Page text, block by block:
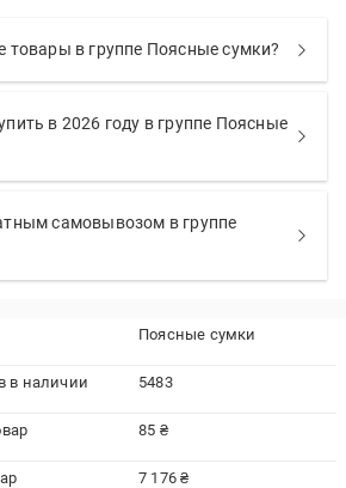
товары в группе Поясные сумки?
в 2026 году в группе Поясные
самовывозом в группе
Поясные сумки
в наличии 5483
85 ₴
7 176 ₴